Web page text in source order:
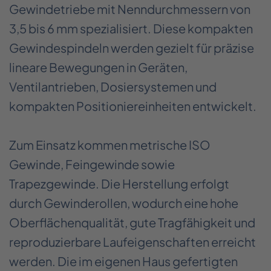
Gewindetriebe mit Nenndurchmessern von
3,5 bis 6 mm spezialisiert. Diese kompakten
Gewindespindeln werden gezielt für präzise
lineare Bewegungen in Geräten,
Ventilantrieben, Dosiersystemen und
kompakten Positioniereinheiten entwickelt.
Zum Einsatz kommen metrische ISO
Gewinde, Feingewinde sowie
Trapezgewinde. Die Herstellung erfolgt
durch Gewinderollen, wodurch eine hohe
Oberflächenqualität, gute Tragfähigkeit und
reproduzierbare Laufeigenschaften erreicht
werden. Die im eigenen Haus gefertigten